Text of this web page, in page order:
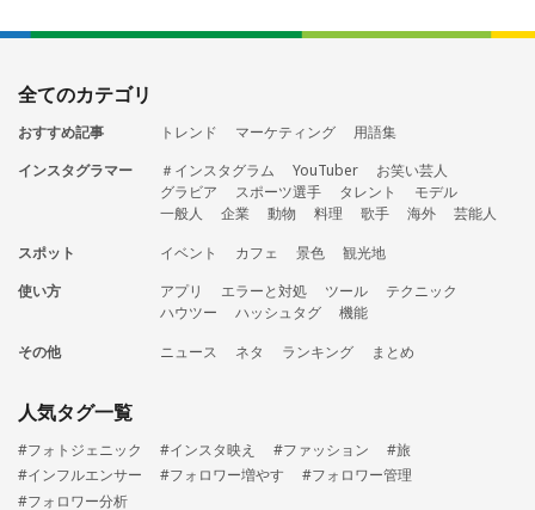
全てのカテゴリ
おすすめ記事 トレンド マーケティング
用語集
インスタグラマー
＃インスタグラム YouTuber
お笑い芸人
グラビア
スポーツ選手 タレント
モデル
一般人
企業 動物 料理 歌手 海外
芸能人
スポット
イベント カフェ 景色
観光地
使い方
アプリ エラーと対処 ツール
テクニック
ハウツー
ハッシュタグ
機能
その他
ニュース ネタ ランキング まとめ
人気タグ一覧
#フォトジェニック #インスタ映え #ファッション
#旅
#インフルエンサー
#フォロワー増やす
#フォロワー管理
#フォロワー分析